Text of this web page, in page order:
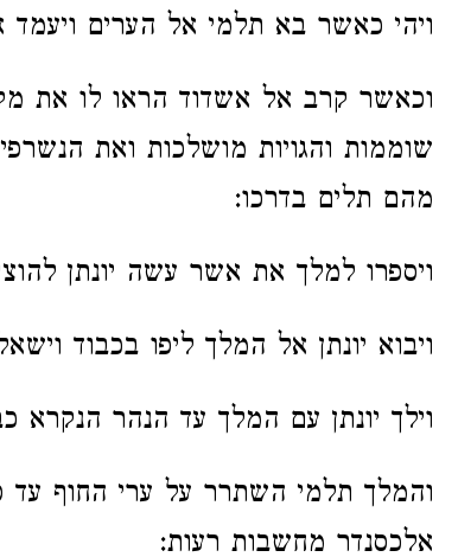
ויהי כאשר בא תלמי אל הערים
וכאשר קרב אל אשדוד הראו לו את
שוממות והגויות מושלכות ואת
מהם תלים בדרכו:
ויספרו למלך את אשר עשה יונתן
ויבוא יונתן אל המלך ליפו בכבוד
וילך יונתן עם המלך עד הנהר הנקרא
והמלך תלמי השתרר על ערי החוף
אלכסנדר מחשבות רעות: